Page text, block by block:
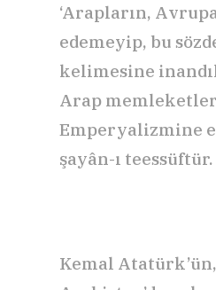
‘Arapların,
edemeyip, bu
kelimesine
Arap
Emperyalizmine
şayân-ı teessüftür.
Kemal